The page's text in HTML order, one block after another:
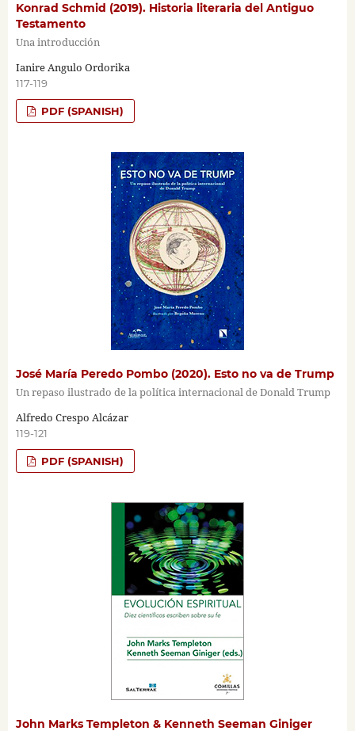
Konrad Schmid (2019). Historia literaria del Antiguo
Testamento
Una introducción
Ianire Angulo Ordorika
117-119
PDF (SPANISH)
José María Peredo Pombo (2020). Esto no va de Trump
Un repaso ilustrado de la política internacional de Donald Trump
Alfredo Crespo Alcázar
119-121
PDF (SPANISH)
John Marks Templeton & Kenneth Seeman Giniger